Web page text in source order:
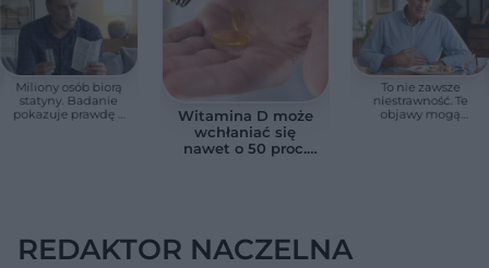
Miliony osób biorą
statyny. Badanie
pokazuje prawdę o
Witamina D może
wchłaniać się
nawet o 50 proc.
To nie zawsze
niestrawność. Te
objawy mogą
REDAKTOR NACZELNA